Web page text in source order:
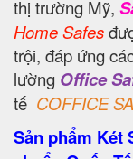
thị trường Mỹ,
Home Safes
trội, đáp ứng
lường Office
tế COFFICE
Sản phẩm Két